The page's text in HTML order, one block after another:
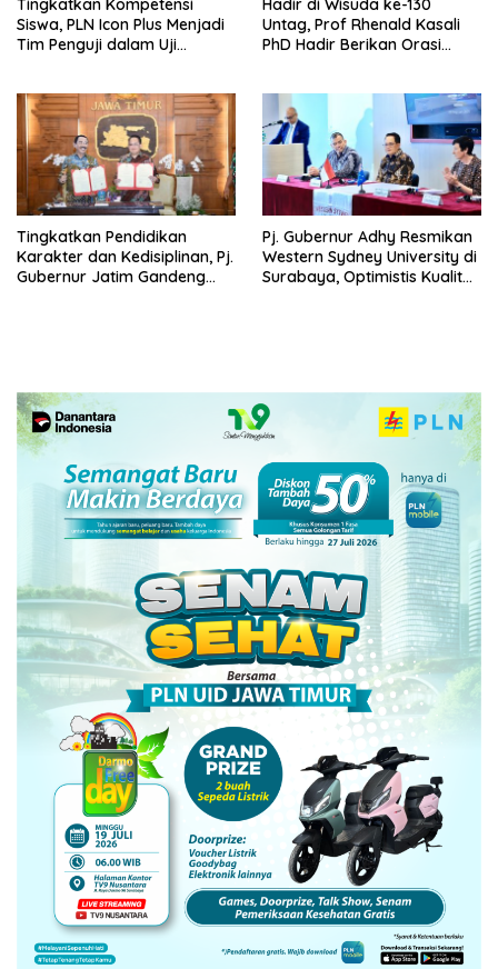
Tingkatkan Kompetensi
Siswa, PLN Icon Plus Menjadi
Tim Penguji dalam Uji
Siliragung
Hadir di Wisuda ke-130
Untag, Prof Rhenald Kasali
PhD Hadir Berikan Orasi
Tingkatkan Pendidikan
Karakter dan Kedisiplinan, Pj.
Gubernur Jatim Gandeng
Pj. Gubernur Adhy Resmikan
Western Sydney University di
Surabaya, Optimistis Kualitas